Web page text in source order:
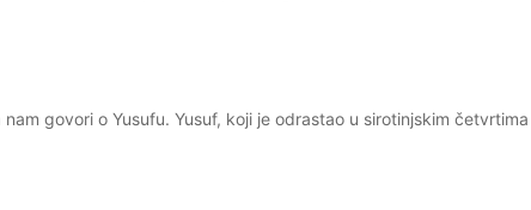
govori o Yusufu. Yusuf, koji je odrastao u sirotinjskim četvrtima